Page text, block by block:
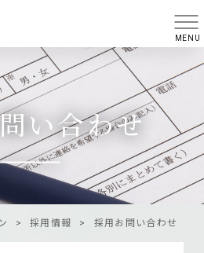
MENU
い合わせ
> 採用情報 > 採用お問い合わせ